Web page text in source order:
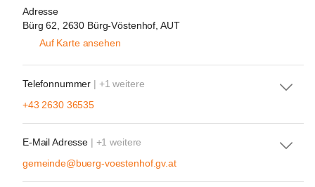
Adresse
Bürg 62, 2630 Bürg-Vöstenhof, AUT
Auf Karte ansehen
Telefonnummer | +1 weitere
+43 2630 36535
E-Mail Adresse | +1 weitere
gemeinde@buerg-voestenhof.gv.at